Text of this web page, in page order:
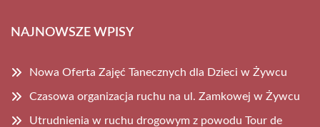
NAJNOWSZE WPISY
Nowa Oferta Zajęć Tanecznych dla Dzieci w Żywcu
Czasowa organizacja ruchu na ul. Zamkowej w Żywcu
Utrudnienia w ruchu drogowym z powodu Tour de